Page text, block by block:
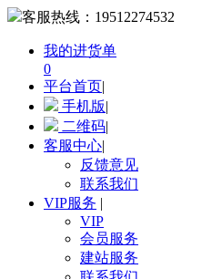
客服热线： 19512274532
我的进货单
0
平台首页|
手机版|
二维码|
客服中心|
反馈意见
联系我们
VIP服务 |
VIP
会员服务
建站服务